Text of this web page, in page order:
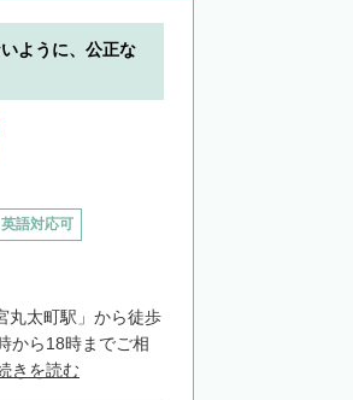
ように、公正な
英語対応可
丸太町駅」から徒歩
から18時までご相
きを読む